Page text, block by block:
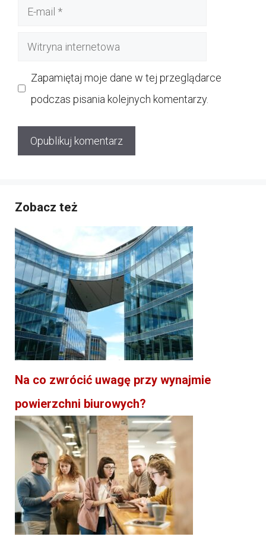
Witryna
Zapamiętaj moje dane w tej przeglądarce
podczas pisania kolejnych komentarzy.
Zobacz też
Na co zwrócić uwagę przy wynajmie
powierzchni biurowych?